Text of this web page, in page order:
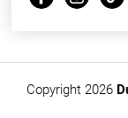
Copyright 2026